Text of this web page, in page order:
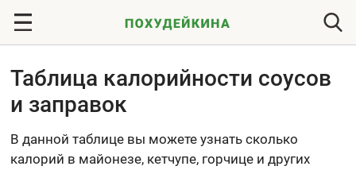
Таблица калорийности соусов
и заправок
В данной таблице вы можете узнать сколько
калорий в майонезе, кетчупе, горчице и других